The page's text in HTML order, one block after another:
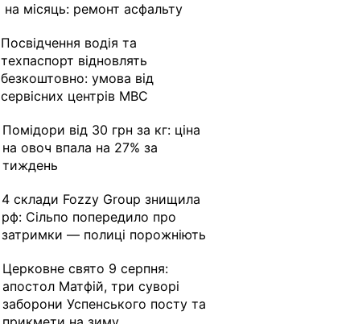
на місяць: ремонт асфальту
Посвідчення водія та
техпаспорт відновлять
безкоштовно: умова від
сервісних центрів МВС
Помідори від 30 грн за кг: ціна
на овоч впала на 27% за
тиждень
4 склади Fozzy Group знищила
рф: Сільпо попередило про
затримки — полиці порожніють
Церковне свято 9 серпня:
апостол Матфій, три суворі
заборони Успенського посту та